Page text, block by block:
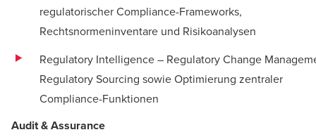
regulatorischer Compliance-Frameworks,
Rechtsnormeninventare und Risikoanalysen
Regulatory Intelligence – Regulatory Change
Regulatory Sourcing sowie Optimierung zentraler
Compliance-Funktionen
Audit & Assurance